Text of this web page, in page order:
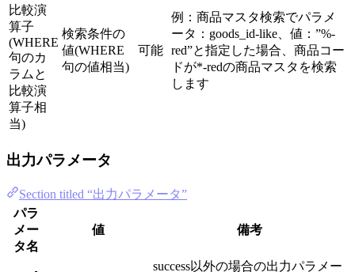
比較演
算子
(WHERE
句のカ
ラムと
比較演
算子相
当)
検索条件の
値(WHERE
句の値相当)
可能
例：商品マスタ検索でパラメ
ータ：goods_id-like、値：”%-
red”と指定した場合、商品コー
ドが*-redの商品マスタを検索
します
出力パラメータ
Section titled “出力パラメータ”
パラ
メー
タ名
値 備考
success以外の場合の出力パラメー